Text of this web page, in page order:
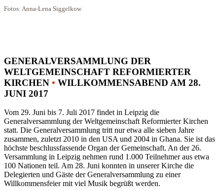
Fotos: Anna-Lena Siggelkow
GENERALVERSAMMLUNG DER
WELTGEMEINSCHAFT REFORMIERTER
KIRCHEN • WILLKOMMENSABEND AM 28.
JUNI 2017
Vom 29. Juni bis 7. Juli 2017 findet in Leipzig die
Generalversammlung der Weltgemeinschaft Reformierter Kirchen
statt. Die Generalversammlung tritt nur etwa alle sieben Jahre
zusammen, zuletzt 2010 in den USA und 2004 in Ghana. Sie ist das
höchste beschlussfassende Organ der Gemeinschaft. An der 26.
Versammlung in Leipzig nehmen rund 1.000 Teilnehmer aus etwa
100 Nationen teil. Am 28. Juni konnten in unserer Kirche die
Delegierten und Gäste der Generalversammlung zu einer
Willkommensfeier mit viel Musik begrüßt werden.